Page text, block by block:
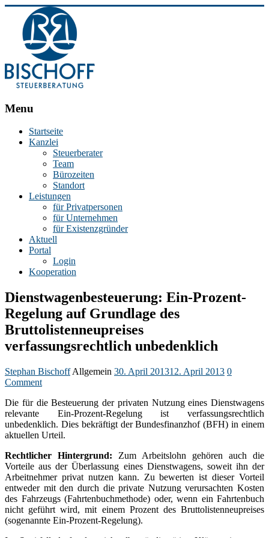
BISCHOFF
Stephan
Steuerberater
Essen
Menu
Startseite
Kanzlei
Steuerberater
Team
Bürozeiten
Standort
Leistungen
für Privatpersonen
für Unternehmen
für Existenzgründer
Aktuell
Portal
Login
Kooperation
Dienstwagenbesteuerung: Ein-Prozent-
Regelung auf Grundlage des
Bruttolistenneupreises
verfassungsrechtlich unbedenklich
Stephan Bischoff Allgemein 30. April 201312. April 2013 0
Comment
Die für die Besteuerung der privaten Nutzung eines Dienstwagens
relevante Ein-Prozent-Regelung ist verfassungsrechtlich
unbedenklich. Dies bekräftigt der Bundesfinanzhof (BFH) in einem
aktuellen Urteil.
Rechtlicher Hintergrund: Zum Arbeitslohn gehören auch die
Vorteile aus der Überlassung eines Dienstwagens, soweit ihn der
Arbeitnehmer privat nutzen kann. Zu bewerten ist dieser Vorteil
entweder mit den durch die private Nutzung verursachten Kosten
des Fahrzeugs (Fahrtenbuchmethode) oder, wenn ein Fahrtenbuch
nicht geführt wird, mit einem Prozent des Bruttolistenneupreises
(sogenannte Ein-Prozent-Regelung).